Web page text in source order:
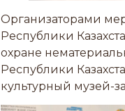
Организаторами
Республики
охране
Республики
культурный музей-